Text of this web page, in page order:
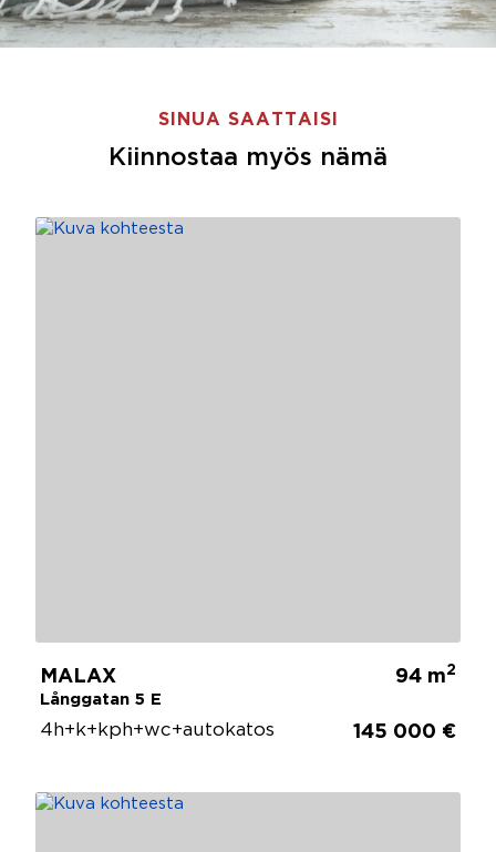
SINUA SAATTAISI
Kiinnostaa myös nämä
MALAX
Långgatan 5 E
94 m2
4h+k+kph+wc+autokatos 145 000 €